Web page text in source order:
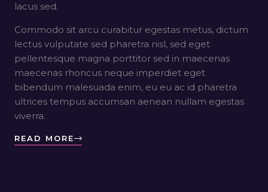
lacus sed.
Commodo sit arcu curabitur egestas metus, dictum
lectus vulputate sed pharetra nisl, sed eget
pellentesque magna porttitor sed in maecenas
maecenas rhoncus neque imperdiet eget
bibendum malesuada enim, eu eu ac id pharetra
ultrices tempus accumsan aenean nullam egestas
viverra.
READ MORE